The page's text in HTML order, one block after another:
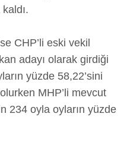
CHP’li eski vekil
adayı olarak girdiği
yüzde 58,22’sini
MHP’li mevcut
234 oyla oyların yüzde